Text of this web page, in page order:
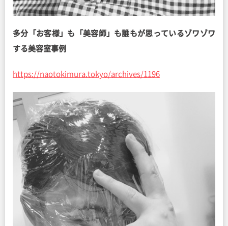
多分「お客様」も「美容師」も誰もが思っているゾワゾワ
する美容室事例
https://naotokimura.tokyo/archives/1196